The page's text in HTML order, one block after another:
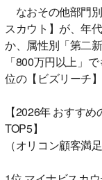
なおその他部門
スカウト】が、年
か、属性別「第二
「800万円以上」
位の【ビズリーチ
【2026年 おすす
TOP5】
（オリコン顧客満